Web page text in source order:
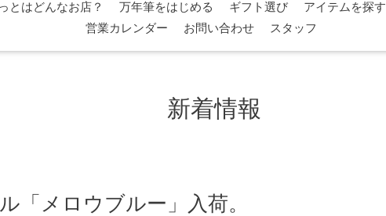
とはどんなお店？ 万年筆をはじめる ギフト選び アイテムを探す
営業カレンダー
お問い合わせ スタッフ
新着情報
「メロウブルー」入荷。